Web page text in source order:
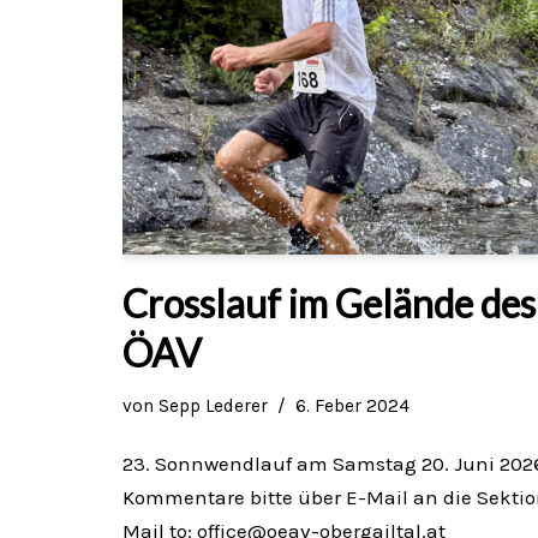
Crosslauf im Gelände des
ÖAV
von Sepp Lederer 6. Feber 2024
23. Sonnwendlauf am Samstag 20. Juni
Kommentare bitte über E-Mail an die
Mail to: office@oeav-obergailtal.at